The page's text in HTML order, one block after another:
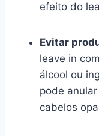
efeito do
Evitar
leave in
álcool ou
pode
cabelos